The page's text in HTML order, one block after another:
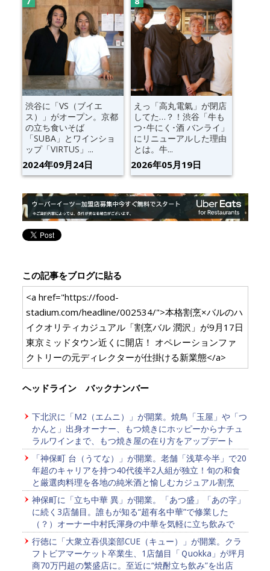
渋谷に「VS（ブイエ
ス）」がオープン。京都
の立ち食いそば
「SUBA」とワインショ
ップ「VIRTUS」...
2024年09月24日
えっ「高丸電氣」が閉店
してた…？！渋谷「牛も
つ･牛にく･酒 バンライ」
にリニューアルした理由
とは。牛...
2026年05月19日
この記事をブログに貼る
<a href="https://food-
stadium.com/headline/002534/">本格割烹×バルのハ
イクオリティカジュアル「割烹バル 潤沢」が9月17日
東京ミッドタウン近くに開店！ オペレーションファ
クトリーの元ディレクターが仕掛ける新業態</a>
ヘッドライン バックナンバー
下北沢に「M2（エムニ）」が開業。焼鳥「玉屋」や「つ
かんと」出身オーナー、もつ焼きにホッピーからナチュ
ラルワインまで、もつ焼き屋の在り方をアップデート
「神保町 台（うてな）」が開業。老舗「浅草今半」で20
年超のキャリアを持つ40代後半2人組が独立！旬の和食
と厳選肉料理を各地の純米酒と愉しむカジュアル割烹
神保町に「立ち中華 異」が開業。「あつ盛」「あの字」
に続く3店舗目。誰もが知る“超有名中華”で修業した
（？）オーナー中村氏渾身の中華を気軽に立ち飲みで
行徳に「大衆立吞倶楽部CUE（キュー）」が開業。クラ
フトビアマーケット卒業生、1店舗目「Ｑuokka」が坪月
商70万円超の繁盛店に。至近に“焼酎立ち飲み”を出店